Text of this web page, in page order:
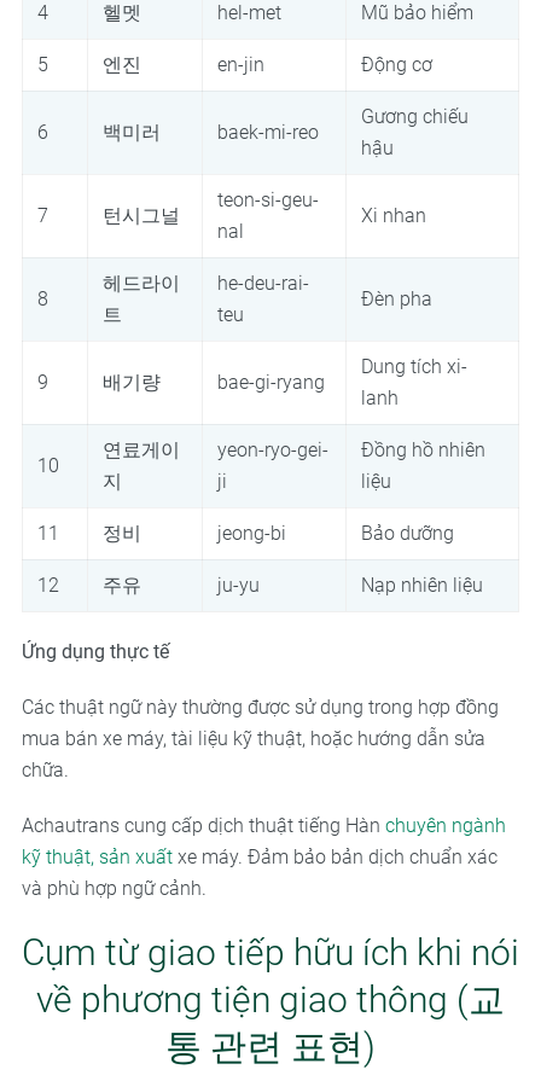
4 헬멧 hel-met Mũ bảo hiểm
5 엔진 en-jin Động cơ
6 백미러 baek-mi-reo
Gương chiếu
hậu
7 턴시그널
teon-si-geu-
nal
Xi nhan
8
헤드라이
트
he-deu-rai-
teu
Đèn pha
9 배기량 bae-gi-ryang
Dung tích xi-
lanh
10
연료게이
지
yeon-ryo-gei-
ji
Đồng hồ nhiên
liệu
11 정비 jeong-bi Bảo dưỡng
12 주유 ju-yu Nạp nhiên liệu
Ứng dụng thực tế
Các thuật ngữ này thường được sử dụng trong hợp đồng
mua bán xe máy, tài liệu kỹ thuật, hoặc hướng dẫn sửa
chữa.
Achautrans cung cấp dịch thuật tiếng Hàn chuyên ngành
kỹ thuật, sản xuấtxe máy. Đảm bảo bản dịch chuẩn xác
và phù hợp ngữ cảnh.
Cụm từ giao tiếp hữu ích khi nói
về phương tiện giao thông (교
통 관련 표현)